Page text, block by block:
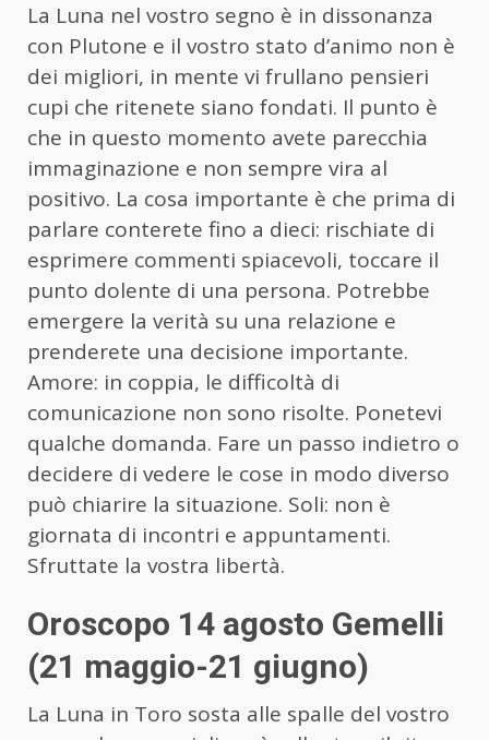
La Luna nel vostro segno è in dissonanza
con Plutone e il vostro stato d’animo non è
dei migliori, in mente vi frullano pensieri
cupi che ritenete siano fondati. Il punto è
che in questo momento avete parecchia
immaginazione e non sempre vira al
positivo. La cosa importante è che prima di
parlare conterete fino a dieci: rischiate di
esprimere commenti spiacevoli, toccare il
punto dolente di una persona. Potrebbe
emergere la verità su una relazione e
prenderete una decisione importante.
Amore: in coppia, le difficoltà di
comunicazione non sono risolte. Ponetevi
qualche domanda. Fare un passo indietro o
decidere di vedere le cose in modo diverso
può chiarire la situazione. Soli: non è
giornata di incontri e appuntamenti.
Sfruttate la vostra libertà.
Oroscopo 14 agosto Gemelli
(21 maggio-21 giugno)
La Luna in Toro sosta alle spalle del vostro